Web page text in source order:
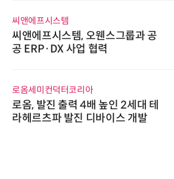
씨앤에프시스템
씨앤에프시스템, 오웬스그룹과 공
공 ERP·DX 사업 협력
로옴세미컨덕터코리아
로옴, 발진 출력 4배 높인 2세대 테
라헤르츠파 발진 디바이스 개발